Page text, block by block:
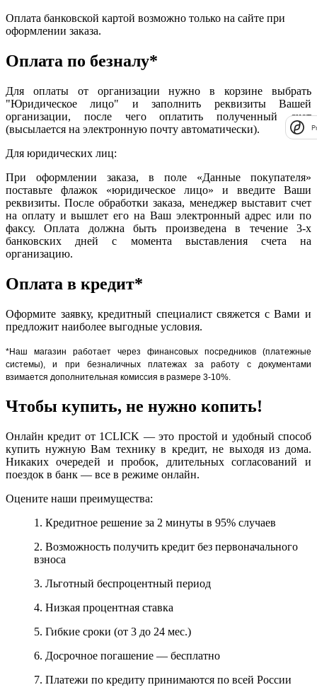
Оплата банковской картой возможно только на сайте при
оформлении заказа.
Оплата по безналу*
Для оплаты от организации нужно в корзине выбрать
"Юридическое лицо" и заполнить реквизиты Вашей
организации, после чего оплатить полученный счет
(высылается на электронную почту автоматически).
Для юридических лиц:
При оформлении заказа, в поле «Данные покупателя»
поставьте флажок «юридическое лицо» и введите Ваши
реквизиты. После обработки заказа, менеджер выставит счет
на оплату и вышлет его на Ваш электронный адрес или по
факсу. Оплата должна быть произведена в течение 3-х
банковских дней с момента выставления счета на
организацию.
Оплата в кредит*
Оформите заявку, кредитный специалист свяжется с Вами и
предложит наиболее выгодные условия.
*Наш магазин работает через финансовых посредников (платежные
системы), и при безналичных платежах за работу с документами
взимается дополнительная комиссия в размере 3-10%.
Чтобы купить, не нужно копить!
Онлайн кредит от 1CLICK — это простой и удобный способ
купить нужную Вам технику в кредит, не выходя из дома.
Никаких очередей и пробок, длительных согласований и
поездок в банк — все в режиме онлайн.
Оцените наши преимущества:
1. Кредитное решение за 2 минуты в 95% случаев
2. Возможность получить кредит без первоначального
взноса
3. Льготный беспроцентный период
4. Низкая процентная ставка
5. Гибкие сроки (от 3 до 24 мес.)
6. Досрочное погашение — бесплатно
7. Платежи по кредиту принимаются по всей России